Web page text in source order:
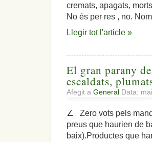
cremats, apagats,
No és per res , no.
Llegir tot l'article »
El gran parany
escaldats,
Afegit a General Data:
∠ Zero vots pels
preus que haurien de
baix).Productes que